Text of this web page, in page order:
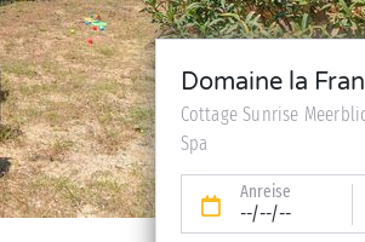
Domaine la
Cottage Sunrise
Spa
Anreise
--/--/--